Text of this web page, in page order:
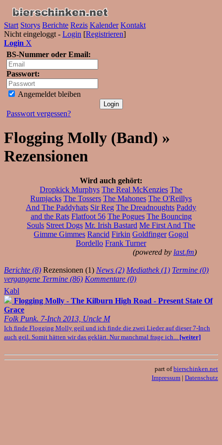
Start Storys Berichte Rezis Kalender Kontakt
Nicht eingeloggt - Login [Registrieren]
Login X
BS-Nummer oder Email:
Passwort:
Angemeldet bleiben
Passwort vergessen?
Flogging Molly (Band) »
Rezensionen
Wird auch gehört:
Dropkick Murphys The Real McKenzies The
Rumjacks The Tossers The Mahones The O'Reillys
And The Paddyhats Sir Reg The Dreadnoughts Paddy
and the Rats Flatfoot 56 The Pogues The Bouncing
Souls Street Dogs Mr. Irish Bastard Me First And The
Gimme Gimmes Rancid Firkin Goldfinger Gogol
Bordello Frank Turner
(powered by last.fm)
Berichte (8) Rezensionen (1) News (2) Mediathek (1) Termine (0)
vergangene Termine (86) Kommentare (0)
Kabl
Flogging Molly - The Kilburn High Road - Present State Of
Grace
Folk Punk. 7-Inch 2013, Uncle M
Ich finde Flogging Molly geil und ich finde die zwei Lieder auf dieser 7-Inch
auch geil. Somit hätten wir das geklärt. Nur manchmal frage ich... [weiter]
part ofbierschinken.net
Impressum | Datenschutz